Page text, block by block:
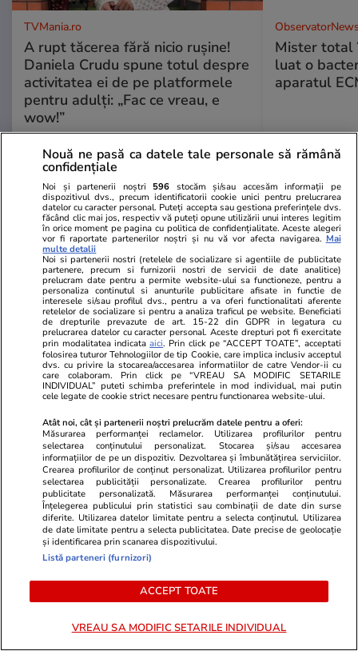
TVMania.ro
A rupt tăcerea fără nicio rușine!
Daniela Crudu spune totul despre
activitatea ei de pe platformele
pentru adulți: „Fac ce vreau, e
wow!”
Mister total
luat o
aparatul
PARTENERI
GSP.ro
Fosta mare jucătoare de tenis, de
nerecunoscut la evenimentul
organizat la Moscova
GSP.ro
Fostul
de fraudă
Profit de
Nouă ne pasă ca datele tale personale să rămână
confidențiale
Noi și partenerii noștri 596 stocăm și/sau accesăm informații pe
dispozitivul dvs., precum identificatorii cookie unici pentru prelucrarea
datelor cu caracter personal. Puteți accepta sau gestiona preferințele dvs.
făcând clic mai jos, respectiv vă puteți opune utilizării unui interes legitim
în orice moment pe pagina cu politica de confidențialitate. Aceste alegeri
vor fi raportate partenerilor noștri și nu vă vor afecta navigarea. Mai
multe detalii
Noi si partenerii nostri (retelele de socializare si agentiile de publicitate
partenere, precum si furnizorii nostri de servicii de date analitice)
prelucram date pentru a permite website-ului sa functioneze, pentru a
personaliza continutul si anunturile publicitare afisate in functie de
interesele si/sau profilul dvs., pentru a va oferi functionalitati aferente
retelelor de socializare si pentru a analiza traficul pe website. Beneficiati
de drepturile prevazute de art. 15-22 din GDPR in legatura cu
prelucrarea datelor cu caracter personal. Aceste drepturi pot fi exercitate
prin modalitatea indicataaici. Prin click pe “ACCEPT TOATE”, acceptati
folosirea tuturor Tehnologiilor de tip Cookie, care implica inclusiv acceptul
dvs. cu privire la stocarea/accesarea informatiilor de catre Vendor-ii cu
care colaboram. Prin click pe “VREAU SA MODIFIC SETARILE
INDIVIDUAL” puteti schimba preferintele in mod individual, mai putin
cele legate de cookie strict necesare pentru functionarea website-ului.
Atât noi, cât și partenerii noștri prelucrăm datele pentru a oferi:
Măsurarea performanței reclamelor. Utilizarea profilurilor pentru
selectarea conținutului personalizat. Stocarea și/sau accesarea
informațiilor de pe un dispozitiv. Dezvoltarea și îmbunătățirea serviciilor.
Crearea profilurilor de conținut personalizat. Utilizarea profilurilor pentru
selectarea publicității personalizate. Crearea profilurilor pentru
publicitate personalizată. Măsurarea performanței conținutului.
Înțelegerea publicului prin statistici sau combinații de date din surse
diferite. Utilizarea datelor limitate pentru a selecta conținutul. Utilizarea
de date limitate pentru a selecta publicitatea. Date precise de geolocație
și identificarea prin scanarea dispozitivului.
Listă parteneri (furnizori)
ACCEPT TOATE
VREAU SA MODIFIC SETARILE INDIVIDUAL